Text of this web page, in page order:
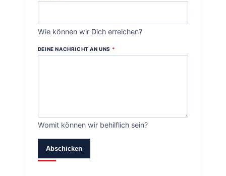
Wie können wir Dich erreichen?
DEINE NACHRICHT AN UNS *
Womit können wir behilflich sein?
Abschicken